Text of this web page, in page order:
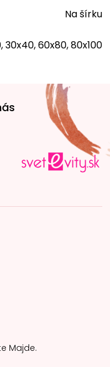
Na šírku
30x40, 60x80, 80x100
Majde.